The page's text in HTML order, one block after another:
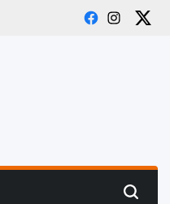
FacebookX
Search